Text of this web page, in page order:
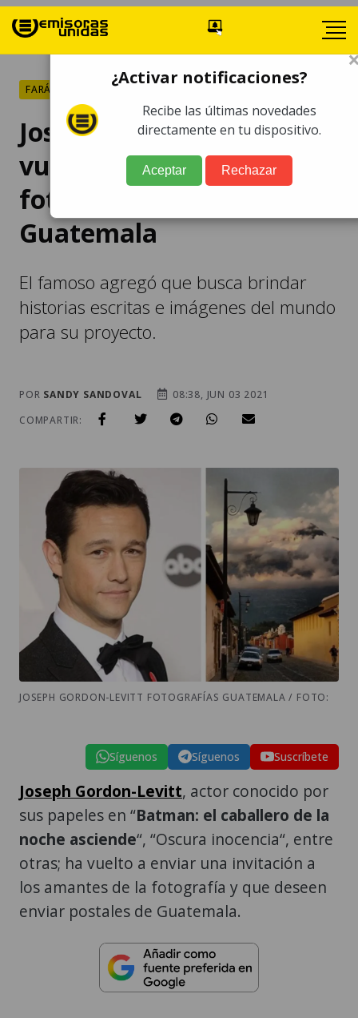
FARÁNDULA
Joseph Gordon-Levitt
vuelve a solicitar
fotografías de
Guatemala
El famoso agregó que busca brindar
historias escritas e imágenes del mundo
para su proyecto.
POR SANDY SANDOVAL
08:38, JUN 03 2021
COMPARTIR:
JOSEPH GORDON-LEVITT FOTOGRAFÍAS GUATEMALA / FOTO:
Síguenos Síguenos Suscríbete
Joseph Gordon-Levitt, actor conocido por
sus papeles en “Batman: el caballero de la
noche asciende“, “Oscura inocencia“, entre
otras; ha vuelto a enviar una invitación a
los amantes de la fotografía y que deseen
enviar postales de Guatemala.
¿Activar notificaciones?
Recibe las últimas novedades
directamente en tu dispositivo.
Aceptar Rechazar